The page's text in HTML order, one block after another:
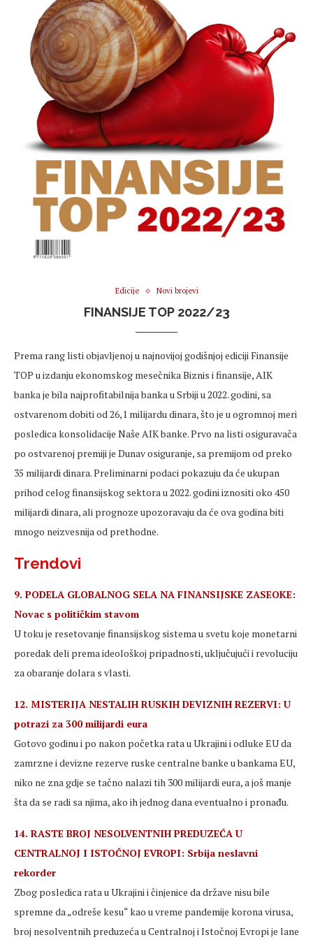
Edicije Novi brojevi
FINANSIJE TOP 2022/23
Prema rang listi objavljenoj u najnovijoj godišnjoj ediciji Finansije
TOP u izdanju ekonomskog mesečnika Biznis i finansije, AIK
banka je bila najprofitabilnija banka u Srbiji u 2022. godini, sa
ostvarenom dobiti od 26,1 milijardu dinara, što je u ogromnoj meri
posledica konsolidacije Naše AIK banke. Prvo na listi osiguravača
po ostvarenoj premiji je Dunav osiguranje, sa premijom od preko
35 milijardi dinara. Preliminarni podaci pokazuju da će ukupan
prihod celog finansijskog sektora u 2022. godini iznositi oko 450
milijardi dinara, ali prognoze upozoravaju da će ova godina biti
mnogo neizvesnija od prethodne.
Trendovi
9. PODELA GLOBALNOG SELA NA FINANSIJSKE ZASEOKE:
Novac s političkim stavom
U toku je resetovanje finansijskog sistema u svetu koje monetarni
poredak deli prema ideološkoj pripadnosti, uključujući i revoluciju
za obaranje dolara s vlasti.
12. MISTERIJA NESTALIH RUSKIH DEVIZNIH REZERVI: U
potrazi za 300 milijardi eura
Gotovo godinu i po nakon početka rata u Ukrajini i odluke EU da
zamrzne i devizne rezerve ruske centralne banke u bankama EU,
niko ne zna gdje se tačno nalazi tih 300 milijardi eura, a još manje
šta da se radi sa njima, ako ih jednog dana eventualno i pronađu.
14. RASTE BROJ NESOLVENTNIH PREDUZEĆA U
CENTRALNOJ I ISTOČNOJ EVROPI: Srbija neslavni
rekorder
Zbog posledica rata u Ukrajini i činjenice da države nisu bile
spremne da „odreše kesu“ kao u vreme pandemije korona virusa,
broj nesolventnih preduzeća u Centralnoj i Istočnoj Evropi je lane